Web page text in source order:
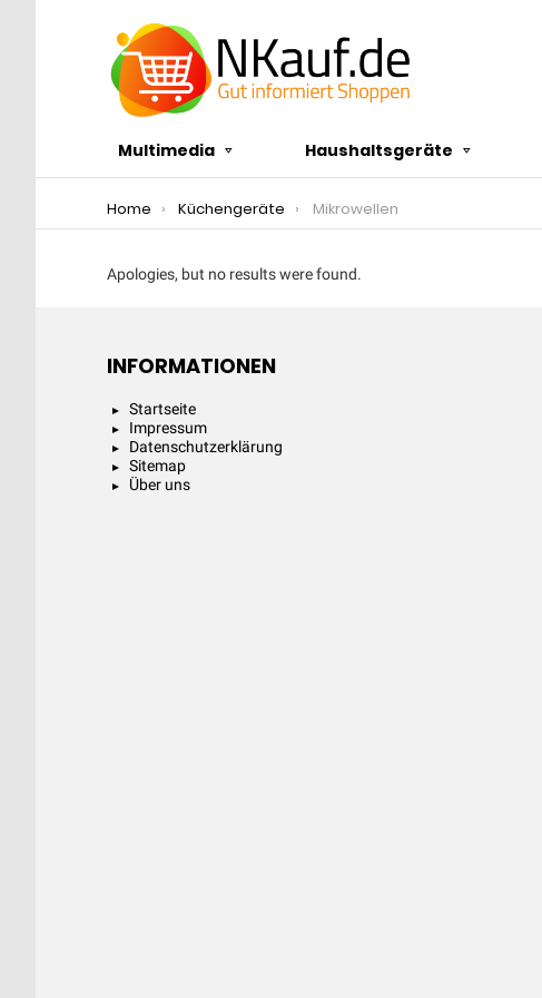
Multimedia Haushaltsgeräte
You are here:
Home Küchengeräte Mikrowellen
Apologies, but no results were found.
INFORMATIONEN
Startseite
Impressum
Datenschutzerklärung
Sitemap
Über uns